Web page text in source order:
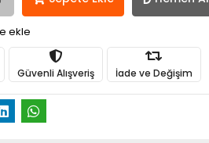
ekle
Güvenli Alışveriş İade ve Değişim